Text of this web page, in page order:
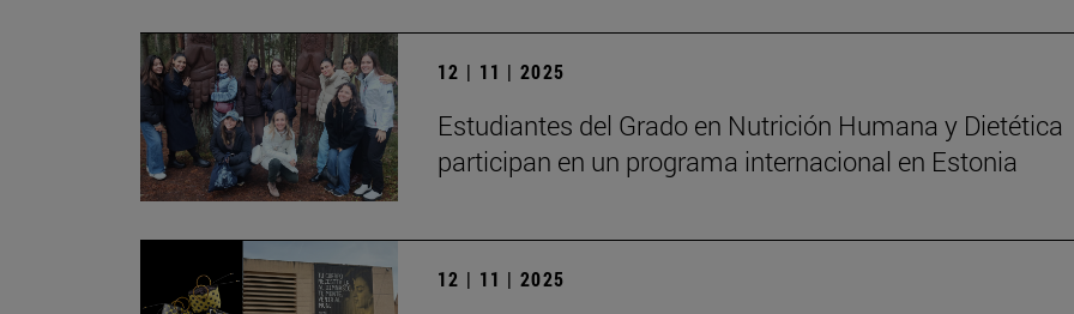
12 | 11 | 2025
Estudiantes del Grado en Nutrición Humana y Dietética
participan en un programa internacional en Estonia
12 | 11 | 2025